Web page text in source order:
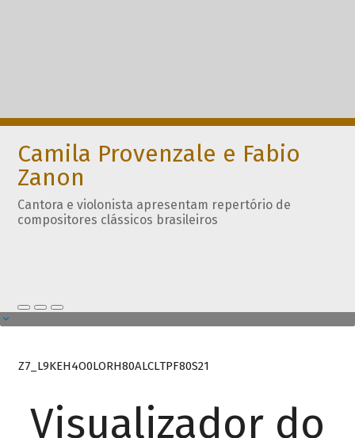
Camila Provenzale e Fabio
Zanon
Cantora e violonista apresentam repertório de
compositores clássicos brasileiros
Z7_L9KEH4O0LORH80ALCLTPF80S21
Visualizador do